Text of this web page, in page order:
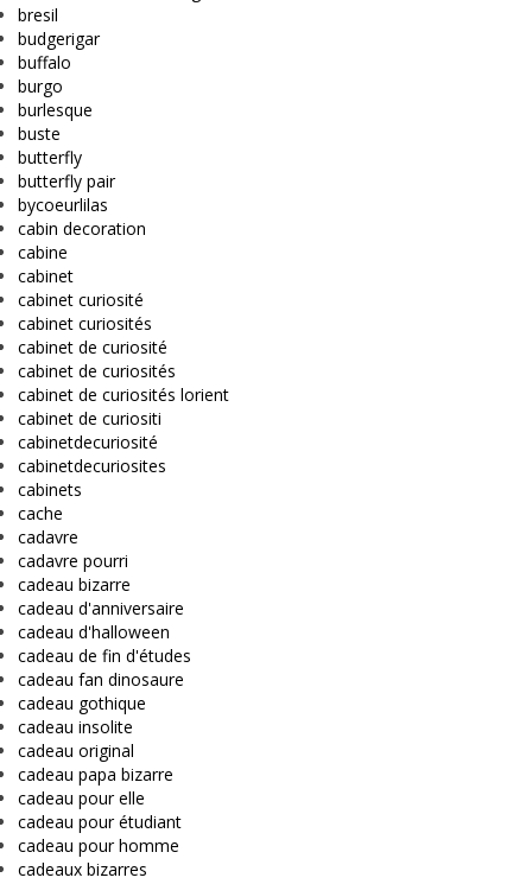
bresil
budgerigar
buffalo
burgo
burlesque
buste
butterfly
butterfly pair
bycoeurlilas
cabin decoration
cabine
cabinet
cabinet curiosité
cabinet curiosités
cabinet de curiosité
cabinet de curiosités
cabinet de curiosités lorient
cabinet de curiositi
cabinetdecuriosité
cabinetdecuriosites
cabinets
cache
cadavre
cadavre pourri
cadeau bizarre
cadeau d'anniversaire
cadeau d'halloween
cadeau de fin d'études
cadeau fan dinosaure
cadeau gothique
cadeau insolite
cadeau original
cadeau papa bizarre
cadeau pour elle
cadeau pour étudiant
cadeau pour homme
cadeaux bizarres